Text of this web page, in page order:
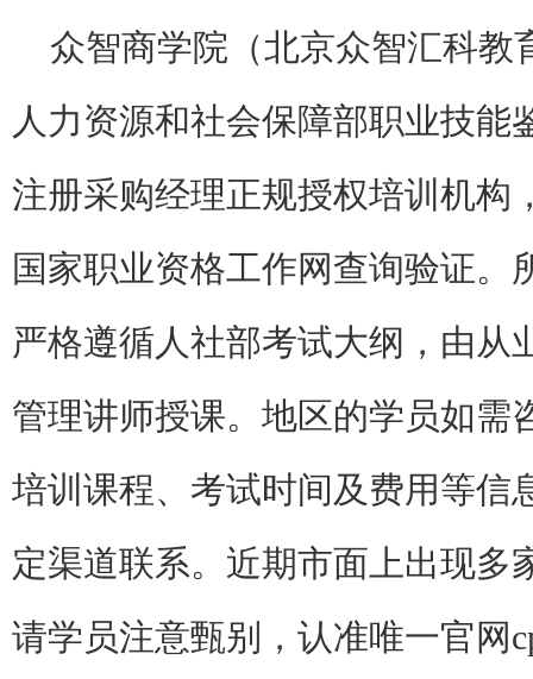
众智商学院（北京众智汇科教
人力资源和社会保障部职业技能
注册采购经理正规授权培训机构
国家职业资格工作网查询验证。
严格遵循人社部考试大纲，由从
管理讲师授课。地区的学员如需
培训课程、考试时间及费用等信
定渠道联系。近期市面上出现多
请学员注意甄别，认准唯一官网